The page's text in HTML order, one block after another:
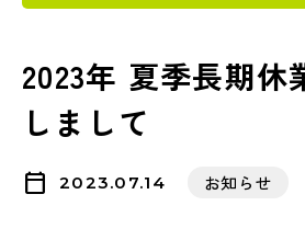
2023年 夏季長期休
しまして
calendar_today 2023.07.14 お知らせ